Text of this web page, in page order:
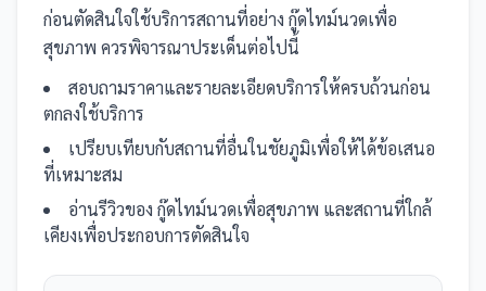
ก่อนตัดสินใจใช้บริการสถานที่อย่าง กู๊ดไทม์นวดเพื่อ
สุขภาพ ควรพิจารณาประเด็นต่อไปนี้
สอบถามราคาและรายละเอียดบริการให้ครบถ้วนก่อน
ตกลงใช้บริการ
เปรียบเทียบกับสถานที่อื่นในชัยภูมิเพื่อให้ได้ข้อเสนอ
ที่เหมาะสม
อ่านรีวิวของ กู๊ดไทม์นวดเพื่อสุขภาพ และสถานที่ใกล้
เคียงเพื่อประกอบการตัดสินใจ